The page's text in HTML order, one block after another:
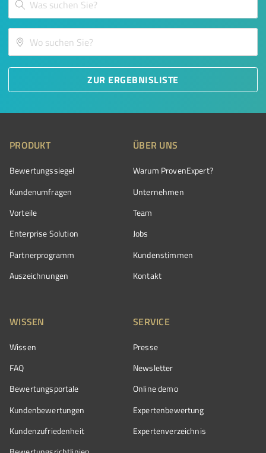
ZUR ERGEBNISLISTE
PRODUKT
Bewertungssiegel
Kundenumfragen
Vorteile
Enterprise Solution
Partnerprogramm
Auszeichnungen
ÜBER UNS
Warum ProvenExpert?
Unternehmen
Team
Jobs
Kundenstimmen
Kontakt
WISSEN
Wissen
FAQ
Bewertungsportale
Kundenbewertungen
Kundenzufriedenheit
SERVICE
Presse
Newsletter
Online demo
Expertenbewertung
Expertenverzeichnis